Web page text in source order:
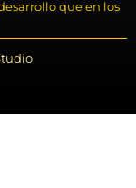
que en los